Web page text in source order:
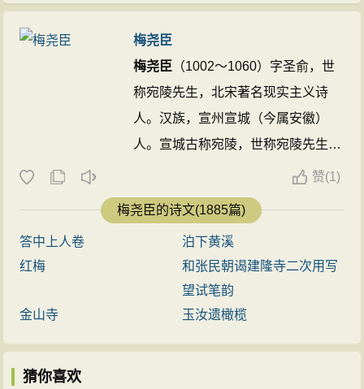
梅尧臣
梅尧臣 （1002～1060）字圣俞，世
称宛陵先生，北宋著名现实主义诗
人。汉族，宣州宣城（今属安徽）
人。宣城古称宛陵，世称宛陵先生。
初试不第，以荫补河南主簿。50岁
后，于皇祐三年（1051）始得宋仁
宗召试，赐同进士出身，为太常博
士。以欧阳修荐，为国子监直讲，累
迁尚书都官员外郎，故世称“梅直
讲”、“梅都官”。曾参与编撰《新唐
为孙子十家著（或十一家著）之一。
赞(1)
梅尧臣的诗文(1885篇)
答中上人卷
泊下黄溪
红梅
和张民朝谒建隆寺二次用写
望试笔韵
金山寺
玉汝遗橄榄
猜你喜欢